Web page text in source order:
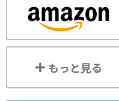
もっと見る